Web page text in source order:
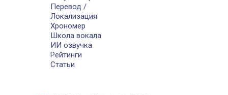
Перевод /
Локализация
Хрономер
Школа вокала
ИИ озвучка
Рейтинги
Статьи